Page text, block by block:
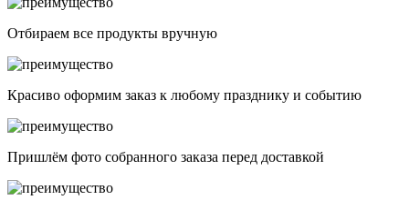
Отбираем все продукты вручную
Красиво оформим заказ к любому празднику и событию
Пришлём фото собранного заказа перед доставкой